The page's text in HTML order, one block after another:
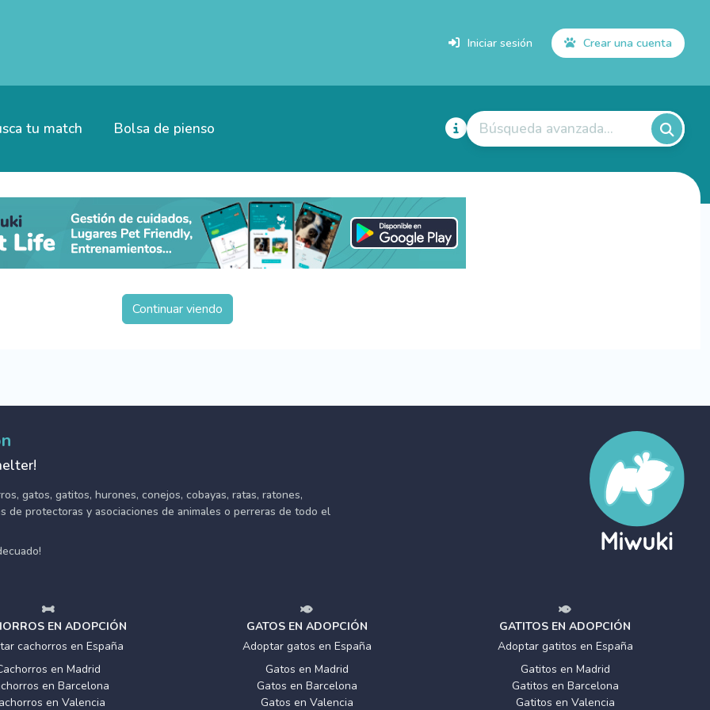
Iniciar sesión Crear una cuenta
tu match Bolsa de pienso Búsqueda avanzada...
Continuar viendo
gatos, gatitos, hurones, conejos, cobayas, ratas, ratones,
de protectoras y asociaciones de animales o perreras de todo el
EN ADOPCIÓN
cachorros en España
en Madrid
en Barcelona
en Valencia
GATOS EN ADOPCIÓN
Adoptar gatos en España
Gatos en Madrid
Gatos en Barcelona
Gatos en Valencia
GATITOS EN ADOPCIÓN
Adoptar gatitos en España
Gatitos en Madrid
Gatitos en Barcelona
Gatitos en Valencia